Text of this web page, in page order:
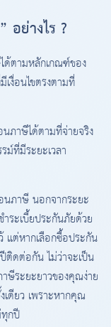
ย่างไร ?
ด้ตามหลักเกณฑ์ของ
งื่อนไขตรงตามที่
ภาษีได้ตามที่จ่ายจริง
ม์ที่มีระยะเวลา
นภาษี นอกจากระยะ
ระเบี้ยประกันภัยด้วย
แต่หากเลือกซื้อประกัน
ติดต่อกัน ไม่ว่าจะเป็น
ษีระยะยาวของคุณง่าย
ดียว เพราะหากคุณ
กปี